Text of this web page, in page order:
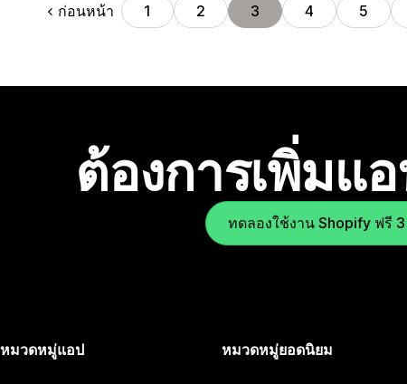
ก่อนหน้า 1 2 3 4 5
ต้องการเพิ่มแ
ทดลองใช้งาน Shopify ฟรี
หมวดหมู่แอป หมวดหมู่ยอดนิยม